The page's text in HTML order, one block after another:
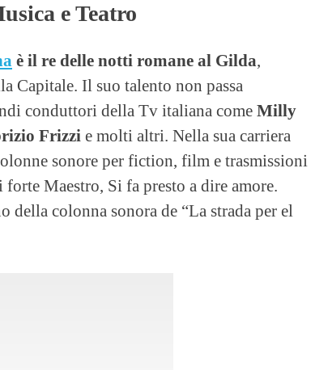
e Teatro
è il re delle notti romane al Gilda,
Capitale. Il suo talento non passa
conduttori della Tv italiana come Milly
Frizzi e molti altri. Nella sua carriera
sonore per fiction, film e trasmissioni
forte Maestro, Si fa presto a dire amore.
della colonna sonora de “La strada per el